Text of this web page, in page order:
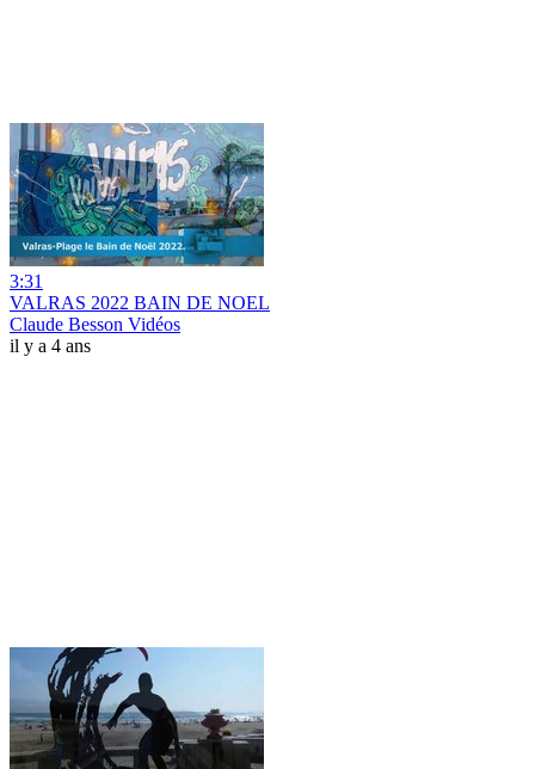
3:31
VALRAS 2022 BAIN DE NOEL
Claude Besson Vidéos
il y a 4 ans